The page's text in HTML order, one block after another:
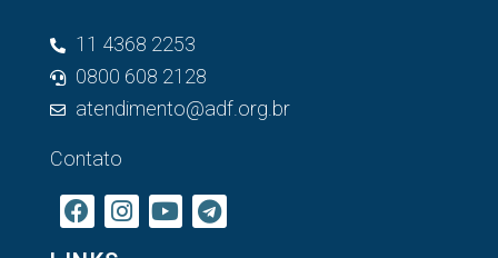
11 4368 2253
0800 608 2128
atendimento@adf.org.br
Contato